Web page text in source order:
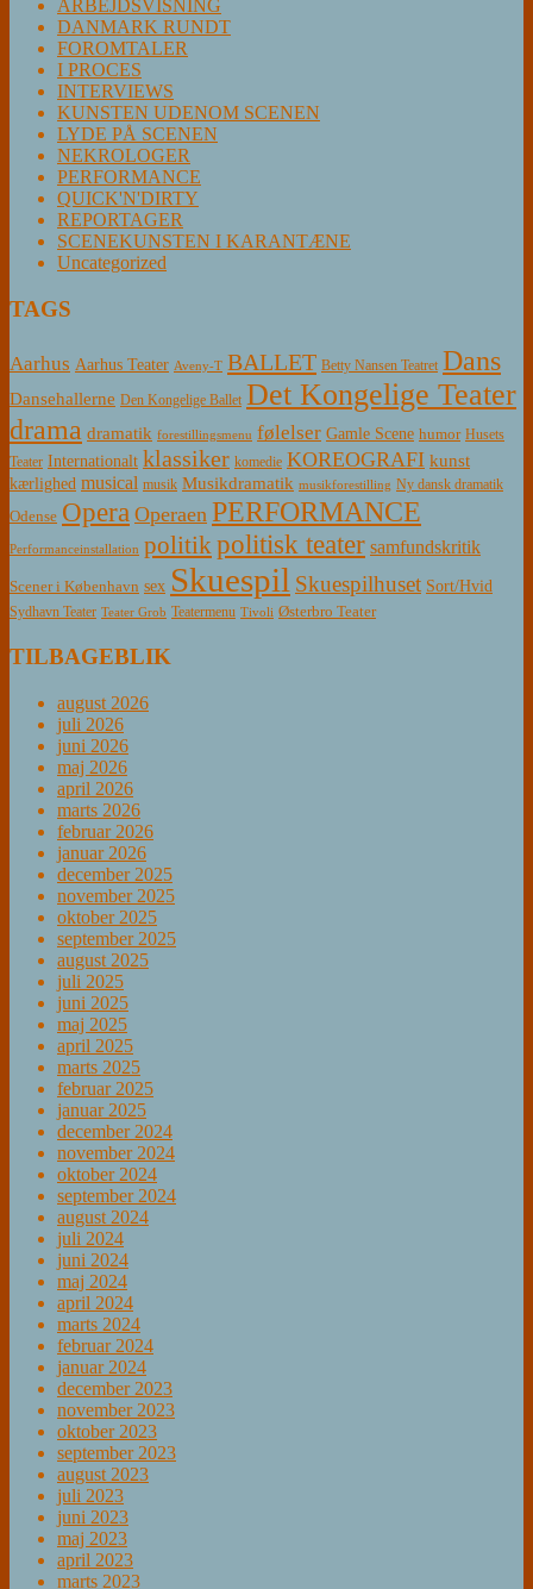
ARBEJDSVISNING
DANMARK RUNDT
FOROMTALER
I PROCES
INTERVIEWS
KUNSTEN UDENOM SCENEN
LYDE PÅ SCENEN
NEKROLOGER
PERFORMANCE
QUICK'N'DIRTY
REPORTAGER
SCENEKUNSTEN I KARANTÆNE
Uncategorized
TAGS
Aarhus Aarhus Teater Aveny-T BALLET Betty Nansen Teatret Dans
Dansehallerne Den Kongelige Ballet Det Kongelige Teater
drama dramatik forestillingsmenu følelser Gamle Scene humor Husets
Teater Internationalt klassiker komedie KOREOGRAFI kunst
kærlighed musical musik Musikdramatik musikforestilling Ny dansk dramatik
Odense Opera Operaen PERFORMANCE
Performanceinstallation politikpolitisk teater samfundskritik
Scener i København sex Skuespil Skuespilhuset Sort/Hvid
Sydhavn Teater Teater Grob Teatermenu Tivoli Østerbro Teater
TILBAGEBLIK
august 2026
juli 2026
juni 2026
maj 2026
april 2026
marts 2026
februar 2026
januar 2026
december 2025
november 2025
oktober 2025
september 2025
august 2025
juli 2025
juni 2025
maj 2025
april 2025
marts 2025
februar 2025
januar 2025
december 2024
november 2024
oktober 2024
september 2024
august 2024
juli 2024
juni 2024
maj 2024
april 2024
marts 2024
februar 2024
januar 2024
december 2023
november 2023
oktober 2023
september 2023
august 2023
juli 2023
juni 2023
maj 2023
april 2023
marts 2023